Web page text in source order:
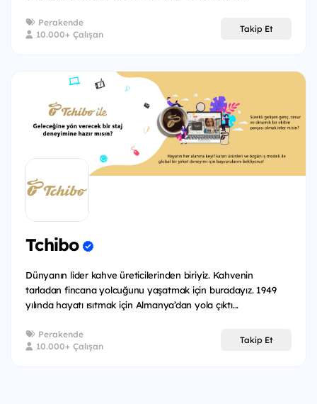
Perakende
10.000+ Çalışan
Takip Et
Tchibo
Dünyanın lider kahve üreticilerinden biriyiz. Kahvenin
tarladan fincana yolcuğunu yaşatmak için buradayız. 1949
yılında hayatı ısıtmak için Almanya’dan yola çıktı...
Perakende
10.000+ Çalışan
Takip Et